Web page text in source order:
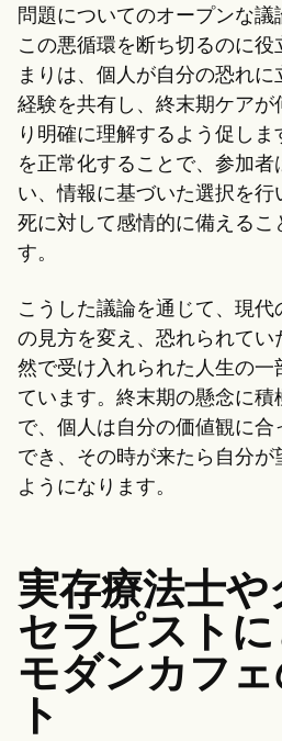
問題についてのオープンな議
この悪循環を断ち切るのに
まりは、個人が自分の恐れ
経験を共有し、終末期ケアが
り明確に理解するよう促し
を正常化することで、参加
い、情報に基づいた選択を
死に対して感情的に備えるこ
す。
こうした議論を通じて、現
の見方を変え、恐れられてい
然で受け入れられた人生の一
ています。終末期の懸念に積
で、個人は自分の価値観に
でき、その時が来たら自分が
ようになります。
実存療法士や
セラピスト
モダンカフ
ト